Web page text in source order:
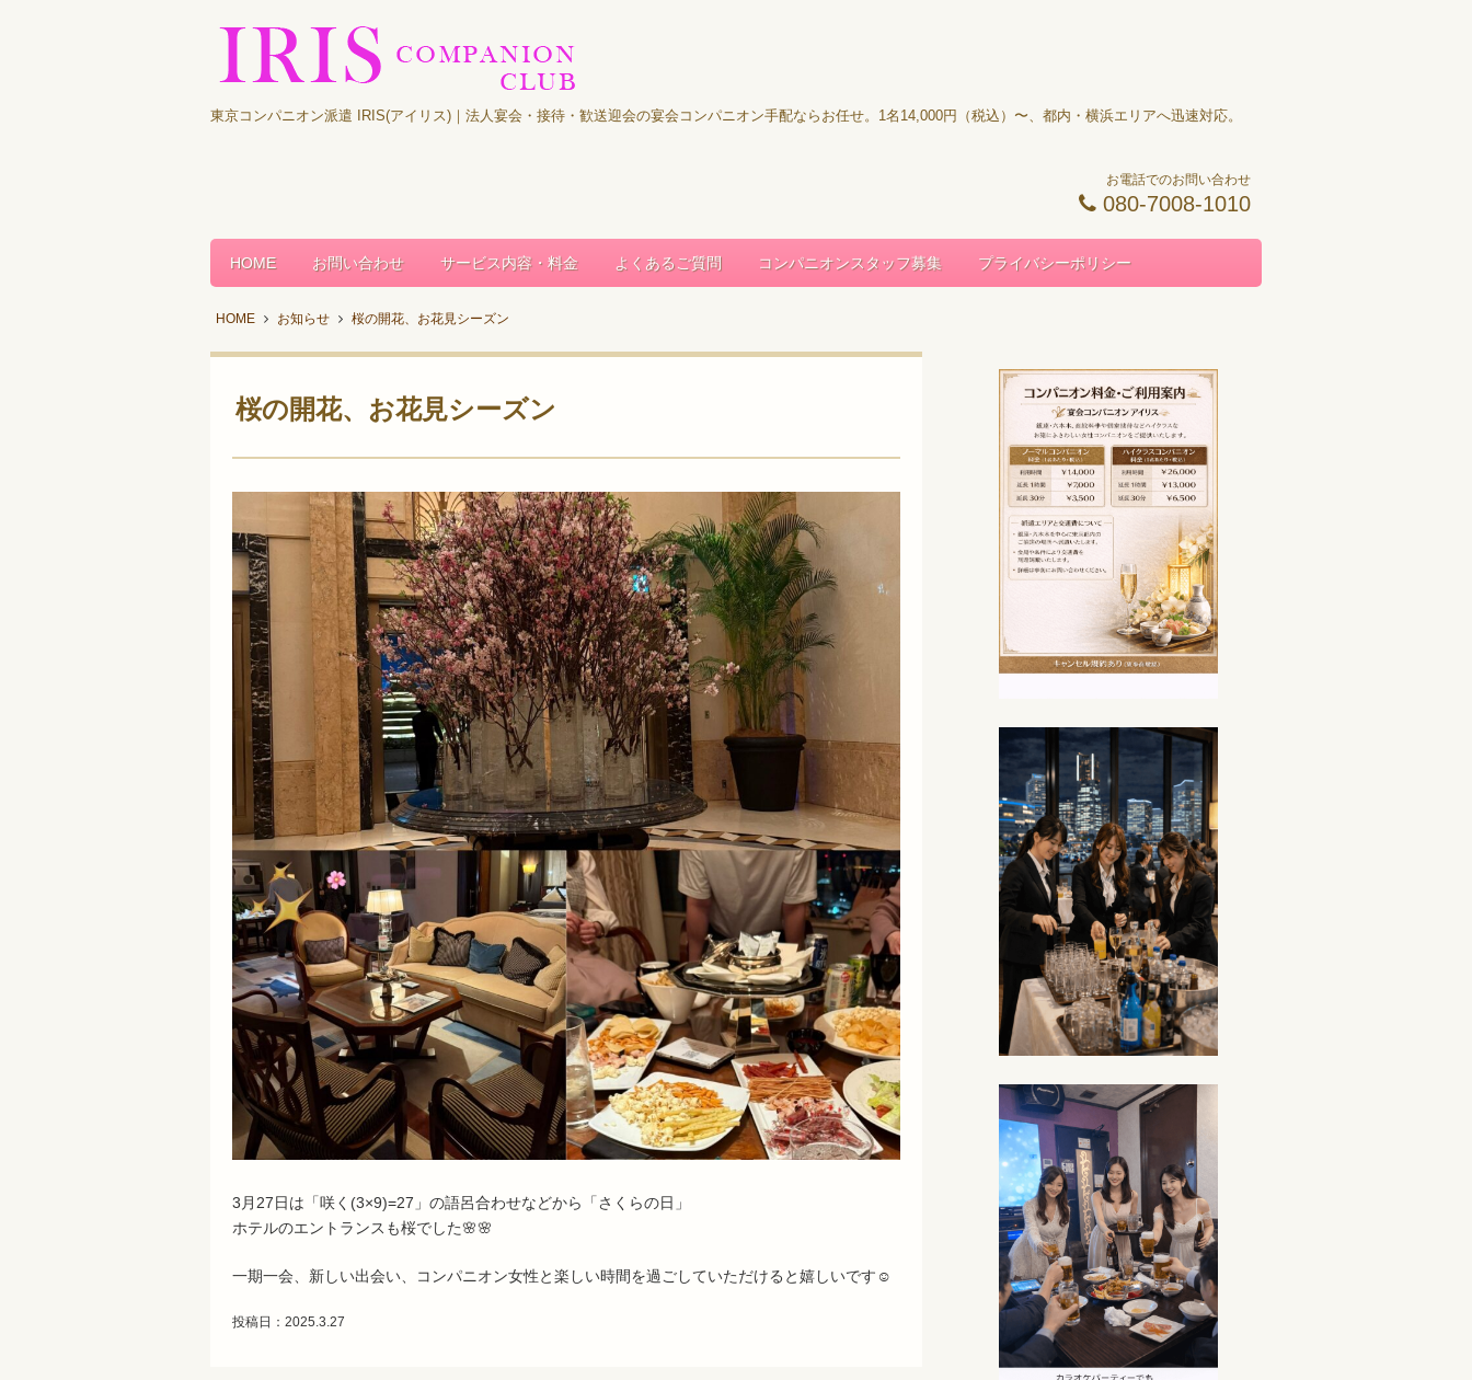
東京コンパニオン派遣 IRIS(アイリス)｜法人宴会・接待・歓送迎会の宴会コンパニオン手配ならお任せ。1名14,000円（税込）〜、都内・横浜エリアへ迅速対応。
お電話でのお問い合わせ
080-7008-1010
HOME お問い合わせ サービス内容・料金 よくあるご質問 コンパニオンスタッフ募集 プライバシーポリシー
HOME お知らせ 桜の開花、お花見シーズン
桜の開花、お花見シーズン
3月27日は「咲く(3×9)=27」の語呂合わせなどから「さくらの日」
ホテルのエントランスも桜でした🌸🌸
一期一会、新しい出会い、コンパニオン女性と楽しい時間を過ごしていただけると嬉しいです☺️
投稿日：2025.3.27